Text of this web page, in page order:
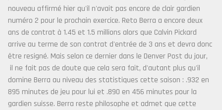
nouveau affirmé hier qu'il n'avait pas encore de clair gardien
numéro 2 pour le prochain exercice. Reto Berra a encore deux
ans de contrat à 1.45 et 1.5 millions alors que Calvin Pickard
arrive au terme de son contrat d'entrée de 3 ans et devra donc
être resigné. Mais selon ce dernier dans le Denver Post du jour,
il ne fait pas de doute que cela sera fait, d'autant plus qu'il
domine Berra au niveau des statistiques cette saison : .932 en
895 minutes de jeu pour lui et .890 en 456 minutes pour la
gardien suisse. Berra reste philosophe et admet que cette